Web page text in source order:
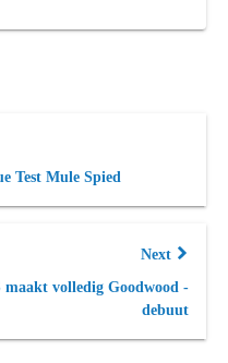
Test Mule Spied
Next
maakt volledig Goodwood -
debuut